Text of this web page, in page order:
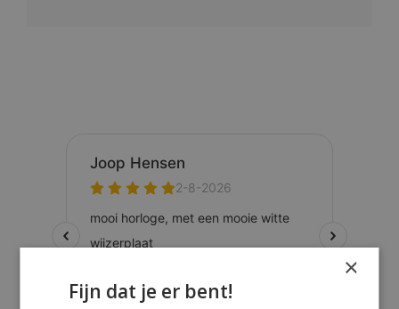
×
Fijn dat je er bent!